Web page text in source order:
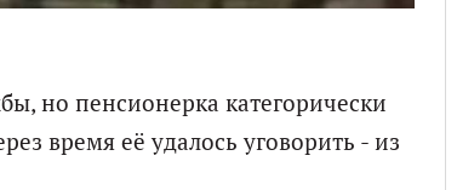
но пенсионерка категорически
время её удалось уговорить - из